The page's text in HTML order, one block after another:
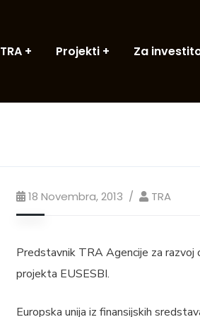
TRA Projekti Za
18 Novembra, 2013 TRA
Predstavnik TRA Agencije za razvoj
projekta EUSESBI.
Europska unija iz finansijskih